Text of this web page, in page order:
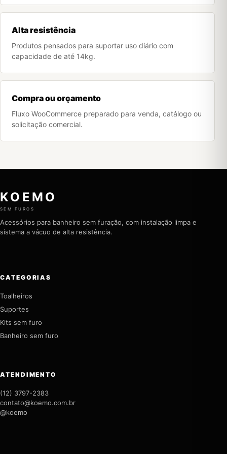
Alta resistência
Produtos pensados para suportar uso diário com
capacidade de até 14kg.
Compra ou orçamento
Fluxo WooCommerce preparado para venda, catálogo ou
solicitação comercial.
KOEMO
SEM FUROS
Acessórios para banheiro sem furação, com instalação limpa e
sistema a vácuo de alta resistência.
CATEGORIAS
Toalheiros
Suportes
Kits sem furo
Banheiro sem furo
ATENDIMENTO
(12) 3797-2383
contato@koemo.com.br
@koemo